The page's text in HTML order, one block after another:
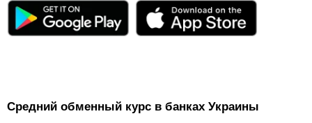
Средний обменный курс в банках Украины